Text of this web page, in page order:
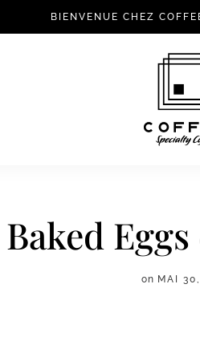
BIENVENUE CHEZ
Baked
on MAI